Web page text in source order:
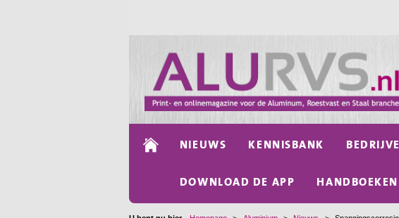
NIEUWS KENNISBANK
DOWNLOAD DE APP HANDBOEKEN